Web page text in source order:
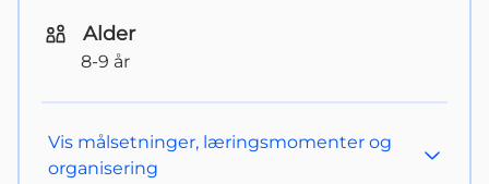
Alder
8-9 år
Vis målsetninger, læringsmomenter og
organisering